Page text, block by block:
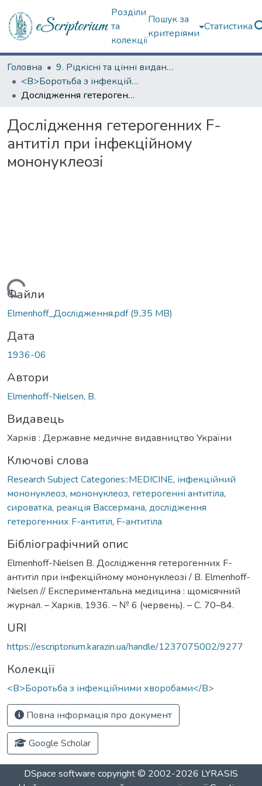
Розділи
та
колекції
Пошук за
критеріями
Статистика
Головна
9. Рідкісні та цінні видання
<B>Боротьба з інфекційними хворобами</B>
Дослідження гетерогенних F-антитіл при інфекційному мононуклеозі
Дослідження гетерогенних F-
антитіл при інфекційному
мононуклеозі
Вантажиться...
Файли
Elmenhoff_Дослідження.pdf(9,35 MB)
Дата
1936-06
Автори
Elmenhoff-Nielsen, B.
Видавець
Харків : Державне медичне видавництво України
Ключові слова
Research Subject Categories::MEDICINE, інфекційний
мононуклеоз, мононуклеоз, гетерогенні антитіла,
сироватка, реакція Вассермана, дослідження
гетерогенних F-антитіл, F-антитіла
Бібліографічний опис
Elmenhoff-Nielsen B. Дослідження гетерогенних F-
антитіл при інфекційному мононуклеозі / B. Elmenhoff-
Nielsen // Експериментальна медицина : щомісячний
журнал. – Харків, 1936. – № 6 (червень). – С. 70–84.
URI
https://escriptorium.karazin.ua/handle/1237075002/9277
Колекції
<B>Боротьба з інфекційними хворобами</B>
Повна інформація про документ
Google Scholar
DSpace software copyright © 2002-2026 LYRASIS